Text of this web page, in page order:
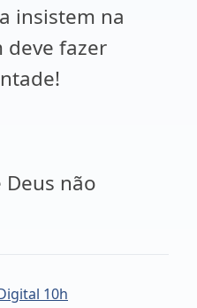
insistem na
deve fazer
Deus não
10h